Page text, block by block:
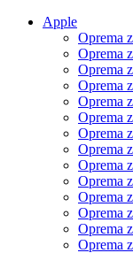
Apple
Oprema
Oprema
Oprema
Oprema
Oprema
Oprema
Oprema
Oprema
Oprema
Oprema
Oprema
Oprema
Oprema
Oprema